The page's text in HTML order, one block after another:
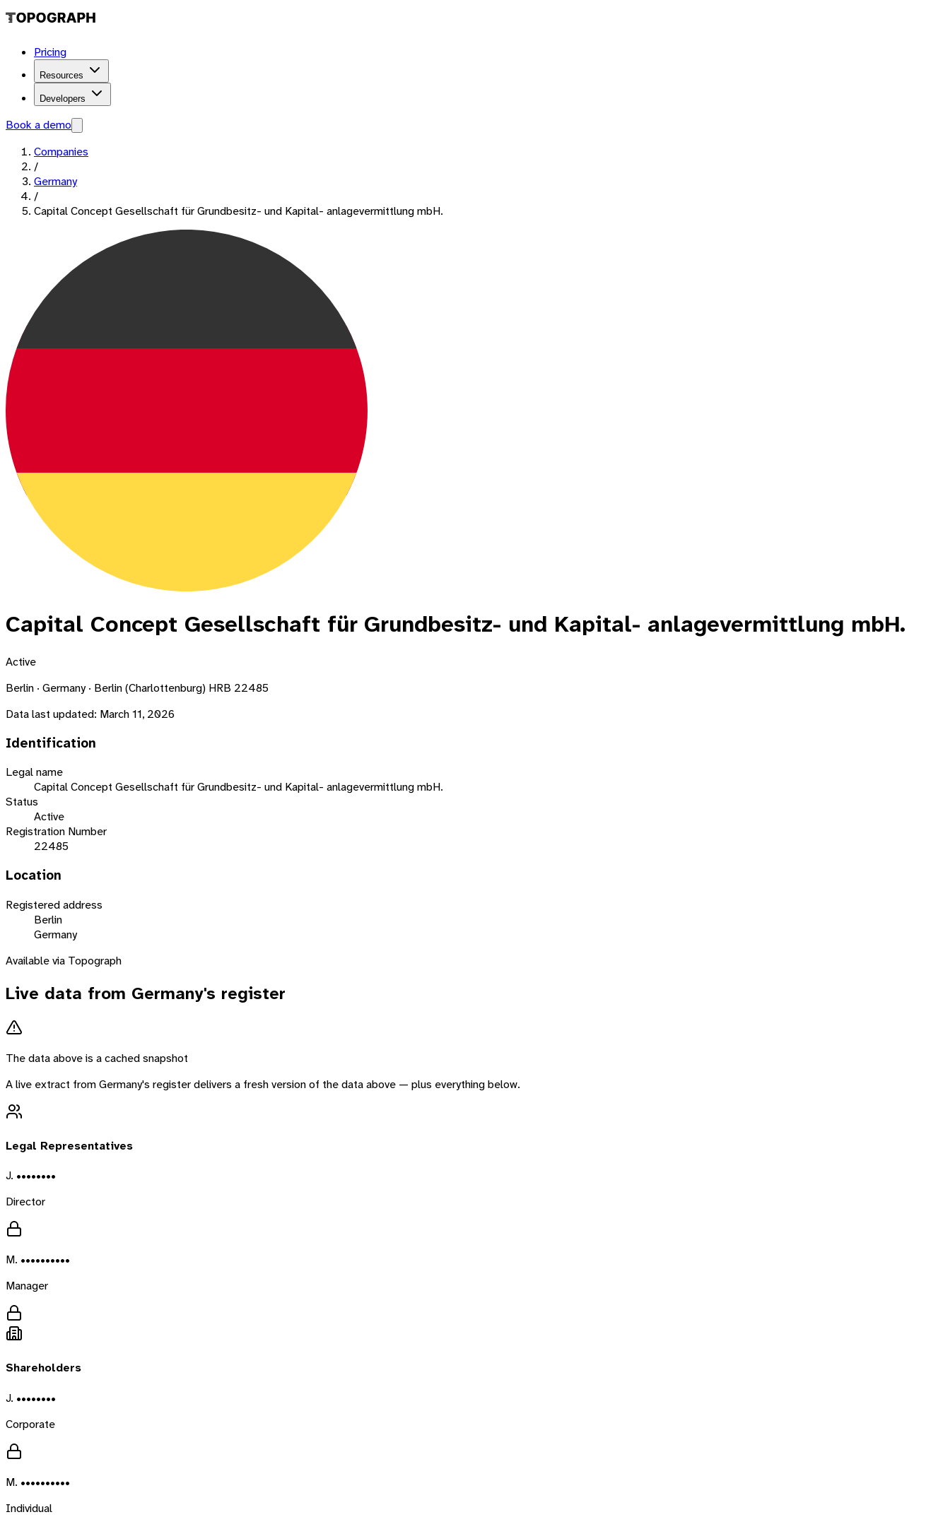
Pricing
Resources
Developers
Book a demo
Companies
/
Germany
/
Capital Concept Gesellschaft für Grundbesitz- und Kapital- anlagevermittlung mbH.
Capital Concept Gesellschaft für Grundbesitz- und Kapital- anlagevermittlung mbH.
Active
Berlin · Germany · Berlin (Charlottenburg) HRB 22485
Data last updated: March 11, 2026
Identification
Legal name
Capital Concept Gesellschaft für Grundbesitz- und Kapital- anlagevermittlung mbH.
Status
Active
Registration Number
22485
Location
Registered address
Berlin
Germany
Available via Topograph
Live data from Germany's register
The data above is a cached snapshot
A live extract fromGermany's register delivers a fresh version of the data above — plus everything below.
Legal Representatives
J. ••••••••
Director
M. ••••••••••
Manager
Shareholders
J. ••••••••
Corporate
M. ••••••••••
Individual